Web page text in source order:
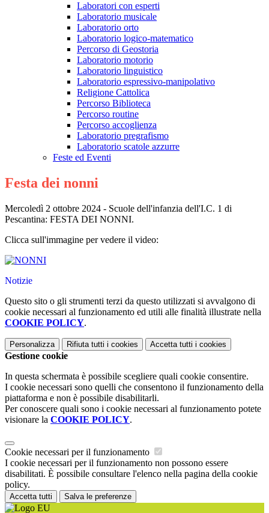
Laboratori con esperti
Laboratorio musicale
Laboratorio orto
Laboratorio logico-matematico
Percorso di Geostoria
Laboratorio motorio
Laboratorio linguistico
Laboratorio espressivo-manipolativo
Religione Cattolica
Percorso Biblioteca
Percorso routine
Percorso accoglienza
Laboratorio pregrafismo
Laboratorio scatole azzurre
Feste ed Eventi
Festa dei nonni
Mercoledì 2 ottobre 2024 - Scuole dell'infanzia dell'I.C. 1 di
Pescantina: FESTA DEI NONNI.
Clicca sull'immagine per vedere il video:
Notizie
Questo sito o gli strumenti terzi da questo utilizzati si avvalgono di
cookie necessari al funzionamento ed utili alle finalità illustrate nella
COOKIE POLICY.
Personalizza Rifiuta tutti i cookies Accetta tutti i cookies
Gestione cookie
In questa schermata è possibile scegliere quali cookie consentire.
I cookie necessari sono quelli che consentono il funzionamento della
piattaforma e non è possibile disabilitarli.
Per conoscere quali sono i cookie necessari al funzionamento potete
visionare la COOKIE POLICY.
Cookie necessari per il funzionamento
I cookie necessari per il funzionamento non possono essere
disabilitati. È possibile consultare l'elenco nella pagina della cookie
policy.
Accetta tutti Salva le preferenze